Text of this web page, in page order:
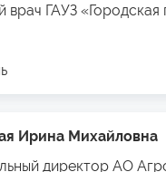
врач ГАУЗ
Ирина Михайловна
директор АО